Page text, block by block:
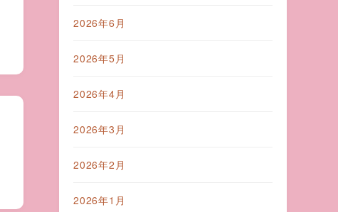
2026年6月
2026年5月
2026年4月
2026年3月
2026年2月
2026年1月